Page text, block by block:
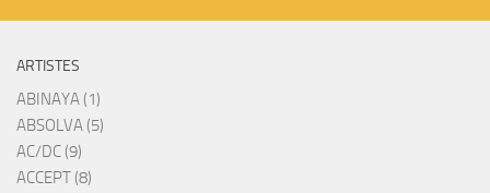
ARTISTES
ABINAYA (1)
ABSOLVA (5)
AC/DC (9)
ACCEPT (8)